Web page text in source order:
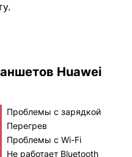
Huawei
Проблемы с зарядкой
Перегрев
Проблемы с Wi-Fi
Не работает Bluetooth